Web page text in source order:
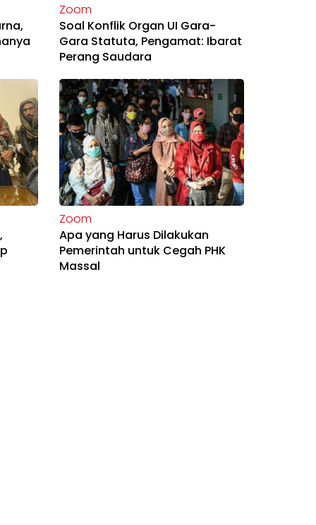
Zoom
Soal Konflik Organ UI Gara-
Gara Statuta, Pengamat: Ibarat
Perang Saudara
Zoom
Apa yang Harus Dilakukan
Pemerintah untuk Cegah PHK
Massal